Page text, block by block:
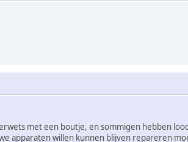
met een boutje, en sommigen hebben
apparaten willen kunnen blijven repareren